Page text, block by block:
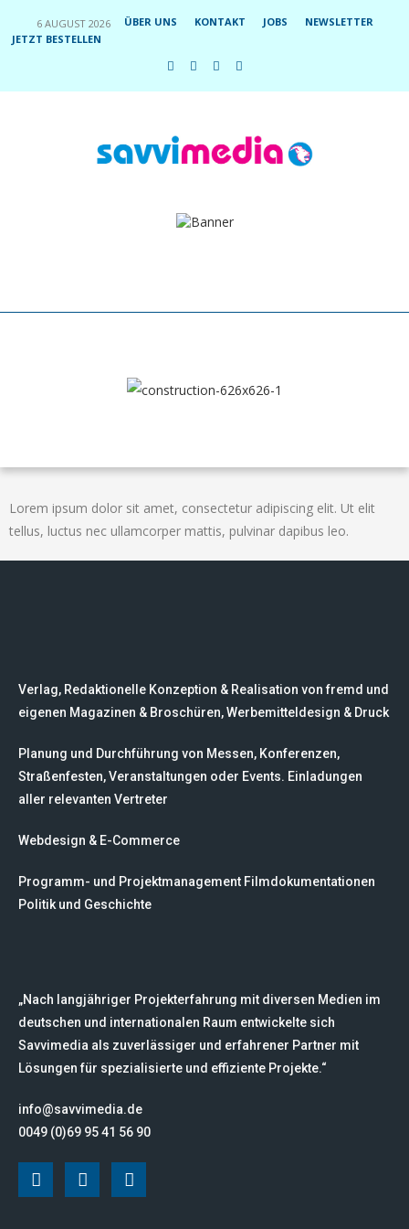
6 AUGUST 2026 ÜBER UNS KONTAKT JOBS
NEWSLETTER
JETZT BESTELLEN
Lorem ipsum dolor sit amet, consectetur adipiscing elit. Ut elit
tellus, luctus nec ullamcorper mattis, pulvinar dapibus leo.
Verlag, Redaktionelle Konzeption & Realisation von fremd und
eigenen Magazinen & Broschüren, Werbemitteldesign & Druck
Planung und Durchführung von Messen, Konferenzen,
Straßenfesten, Veranstaltungen oder Events. Einladungen
aller relevanten Vertreter
Webdesign & E-Commerce
Programm- und Projektmanagement Filmdokumentationen
Politik und Geschichte
„Nach langjähriger Projekterfahrung mit diversen Medien im
deutschen und internationalen Raum entwickelte sich
Savvimedia als zuverlässiger und erfahrener Partner mit
Lösungen für spezialisierte und effiziente Projekte.“
info@savvimedia.de
0049 (0)69 95 41 56 90